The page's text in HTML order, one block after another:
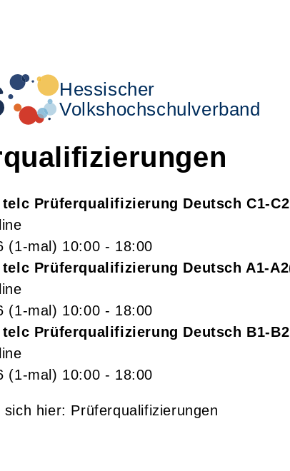
Hessischer
Volkshochschulverband
Prüferqualifizierung Deutsch C1-C2
(1-mal) 10:00 - 18:00
Prüferqualifizierung Deutsch A1-A2
(1-mal) 10:00 - 18:00
Prüferqualifizierung Deutsch B1-B2
(1-mal) 10:00 - 18:00
Prüferqualifizierungen